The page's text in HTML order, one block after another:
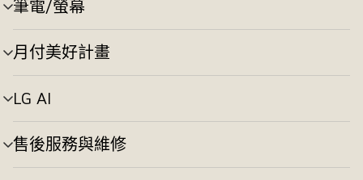
換
筆電/螢幕
選
單
切
換
月付美好計畫
選
單
切
換
LG AI
選
單
切
換
售後服務與維修
選
單